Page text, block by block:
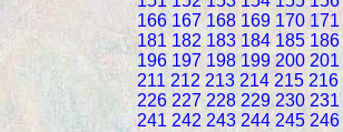
166 167 168 169 170 171
181 182 183 184 185 186
196 197 198 199 200 201
211 212 213 214 215 216
226 227 228 229 230 231
241 242 243 244 245 246